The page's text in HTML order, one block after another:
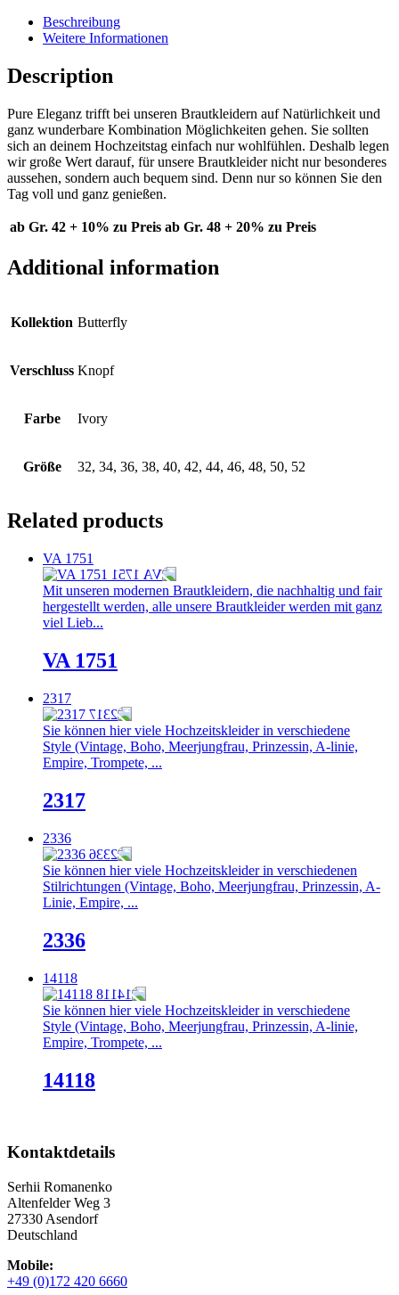
Beschreibung
Weitere Informationen
Description
Pure Eleganz trifft bei unseren Brautkleidern auf Natürlichkeit und
ganz wunderbare Kombination Möglichkeiten gehen. Sie sollten
sich an deinem Hochzeitstag einfach nur wohlfühlen. Deshalb legen
wir große Wert darauf, für unsere Brautkleider nicht nur besonderes
aussehen, sondern auch bequem sind. Denn nur so können Sie den
Tag voll und ganz genießen.
ab Gr. 42 + 10% zu Preis ab Gr. 48 + 20% zu Preis
Additional information
Kollektion Butterfly
Verschluss Knopf
Farbe Ivory
Größe 32, 34, 36, 38, 40, 42, 44, 46, 48, 50, 52
Related products
VA 1751
Mit unseren modernen Brautkleidern, die nachhaltig und fair
hergestellt werden, alle unsere Brautkleider werden mit ganz
viel Lieb...
VA 1751
2317
Sie können hier viele Hochzeitskleider in verschiedene
Style (Vintage, Boho, Meerjungfrau, Prinzessin, A-linie,
Empire, Trompete, ...
2317
2336
Sie können hier viele Hochzeitskleider in verschiedenen
Stilrichtungen (Vintage, Boho, Meerjungfrau, Prinzessin, A-
Linie, Empire, ...
2336
14118
Sie können hier viele Hochzeitskleider in verschiedene
Style (Vintage, Boho, Meerjungfrau, Prinzessin, A-linie,
Empire, Trompete, ...
14118
Kontaktdetails
Serhii Romanenko
Altenfelder Weg 3
27330 Asendorf
Deutschland
Mobile:
+49 (0)172 420 6660